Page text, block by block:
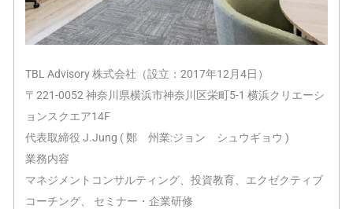
TBL Advisory 株式会社（設立：2017年12月4日）
〒221-0052 神奈川県横浜市神奈川区栄町5-1 横浜クリエーシ
ョンスクエア14F
代表取締役 J.Jung ( 鄭 州業:ジョン シュウギョウ )
業務内容
マネジメントコンサルティング、投資教育、エクゼクティブ
コーチング、 セミナー・企業研修